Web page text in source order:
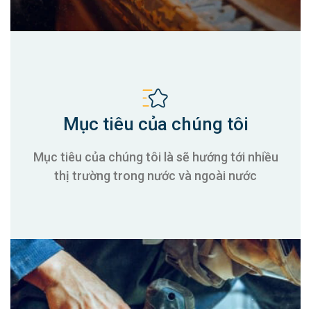
Mục tiêu của chúng tôi
Mục tiêu của chúng tôi là sẽ hướng tới nhiều
thị trường trong nước và ngoài nước